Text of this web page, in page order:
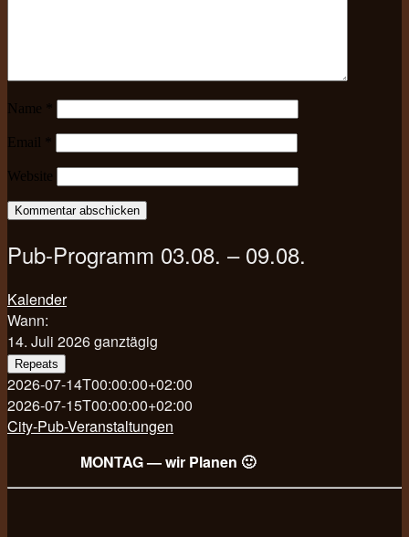
Name
Email
Website
Pub-Programm 03.08. – 09.08.
Kalender
Wann:
14. Juli 2026ganztägig
Repeats
2026-07-14T00:00:00+02:00
2026-07-15T00:00:00+02:00
City-Pub-Veranstaltungen
MONTAG — wir Planen 🙂